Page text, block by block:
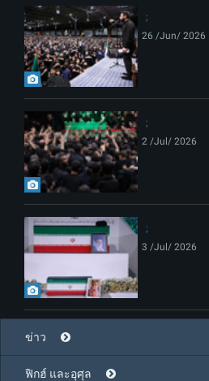
26 /Jun/ 2026
2 /Jul/ 2026
3 /Jul/ 2026
ข่าว
ฟิกฮ์ และอุศุล